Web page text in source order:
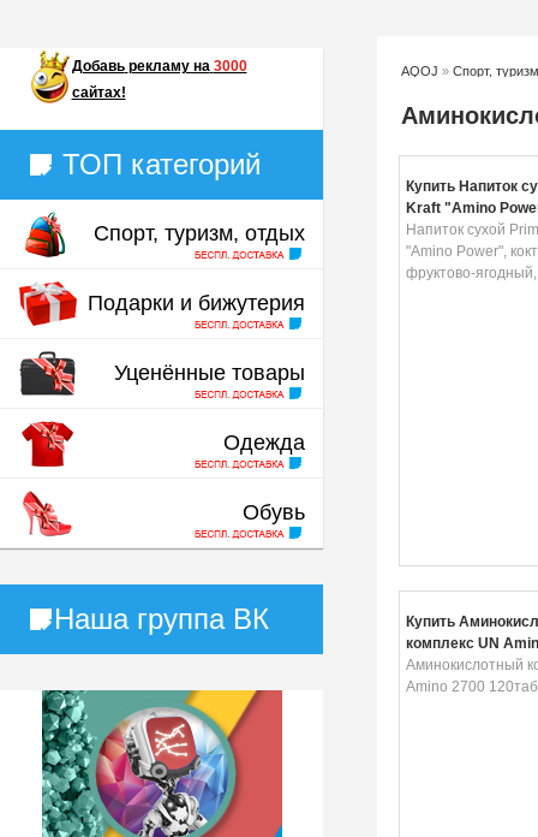
Добавь рекламу на 3000
сайтах!
ТОП категорий
Спорт, туризм, отдых
Подарки и бижутерия
Уценённые товары
Одежда
Обувь
Наша группа ВК
AQOJ » Спорт,
Купить Напиток
Kraft "Amino
коктейль
500 г
Напиток сухой
"Amino Power",
фруктово-ягодный,
Купить
комплекс UN
120таб
Аминокислотный
Amino 2700 120таб